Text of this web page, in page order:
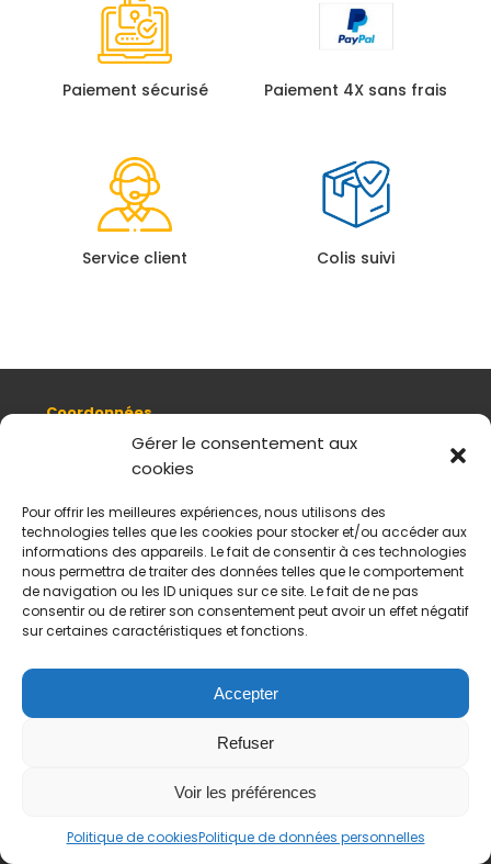
Gérer le consentement aux
cookies
Pour offrir les meilleures expériences, nous utilisons des
technologies telles que les cookies pour stocker et/ou accéder aux
informations des appareils. Le fait de consentir à ces technologies
nous permettra de traiter des données telles que le comportement
de navigation ou les ID uniques sur ce site. Le fait de ne pas
consentir ou de retirer son consentement peut avoir un effet négatif
sur certaines caractéristiques et fonctions.
Accepter
Refuser
Voir les préférences
Politique de cookiesPolitique de données personnelles
Paiement sécurisé Paiement 4X sans frais
Service client Colis suivi
Coordonnées
8, quai Romain Rolland 69005 Lyon
+ 33 (0)4 78 42 55 04
Plan d'accès
Mentions légales
Politique de données personnelles
CGV
Horaires d’ouverture
Du mardi au samedi :
Fermé le dimanche et le lundi